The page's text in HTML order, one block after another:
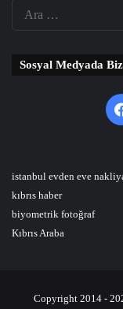
Sosyal Medyada Biz
istanbul evden eve
kıbrıs haber
biyometrik fotoğraf
Kıbrıs Araba
Copyright 2014 -